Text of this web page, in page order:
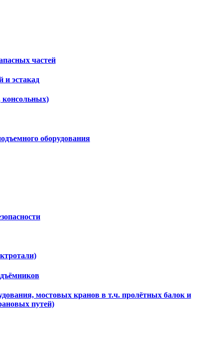
частей
и эстакад
консольных)
оборудования
мостовых кранов в т.ч. пролётных балок и
путей)